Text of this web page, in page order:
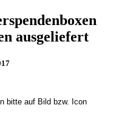
ausgeliefert
bitte auf Bild bzw. Icon